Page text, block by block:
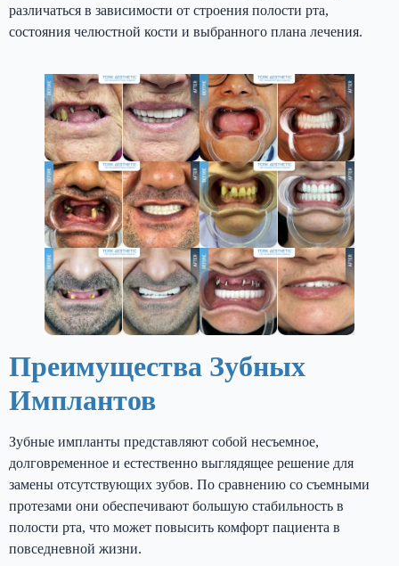
различаться в зависимости от строения полости рта,
состояния челюстной кости и выбранного плана лечения.
Преимущества Зубных
Имплантов
Зубные импланты представляют собой несъемное,
долговременное и естественно выглядящее решение для
замены отсутствующих зубов. По сравнению со съемными
протезами они обеспечивают большую стабильность в
полости рта, что может повысить комфорт пациента в
повседневной жизни.